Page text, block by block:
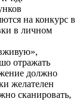
на конкурс в
в личном
отражать
должно
желателен
сканировать,